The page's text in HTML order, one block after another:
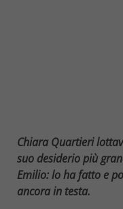
Chiara Quartieri
suo desiderio più
Emilio: lo ha fatto e
ancora in testa.